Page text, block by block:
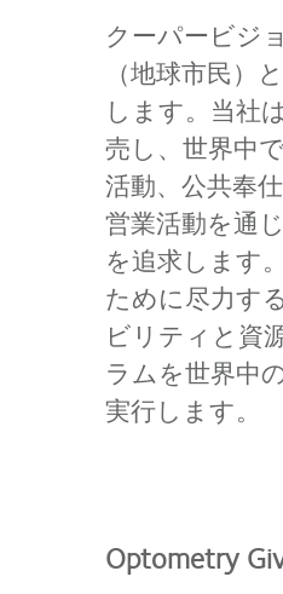
クーパービジ
（地球市民）
します。当社
売し、世界中
活動、公共奉
営業活動を通
を追求します
ために尽力す
ビリティと資
ラムを世界中
実行します。
Optometry